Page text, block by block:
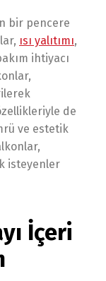
bir pencere
ısı yalıtımı,
ihtiyacı
de
ve estetik
isteyenler
İçeri